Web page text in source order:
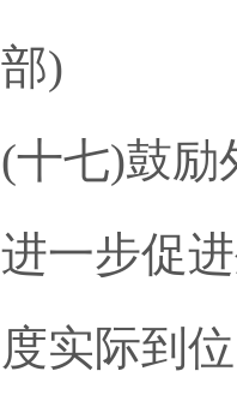
部)
(十七)鼓励
进一步促
度实际到